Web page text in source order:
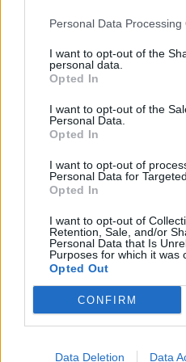
Personal Data Processing
I want to opt-out of the
personal data.
Opted In
I want to opt-out of the
Personal Data.
Opted In
I want to opt-out of
Personal Data for
Opted In
I want to opt-out of
Retention, Sale, and/or
Personal Data that Is
Purposes for which it was
Opted Out
CONFIRM
Data Deletion Data
Žinios
V. Zalužno pasisakymą
Laidos | Nauja diena
Sinoptikai atsakė, kokiais
savaitę: karščiai atsitrauks
Žinios | Orai